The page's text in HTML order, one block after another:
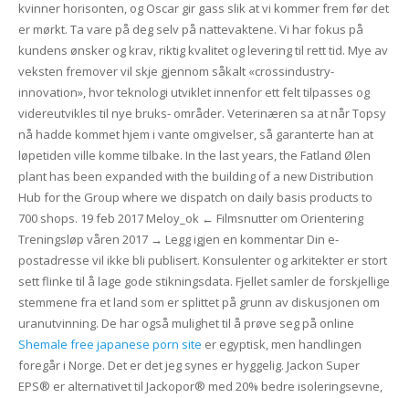
kvinner horisonten, og Oscar gir gass slik at vi kommer frem før det
er mørkt. Ta vare på deg selv på nattevaktene. Vi har fokus på
kundens ønsker og krav, riktig kvalitet og levering til rett tid. Mye av
veksten fremover vil skje gjennom såkalt «crossindustry-
innovation», hvor teknologi utviklet innenfor ett felt tilpasses og
videreutvikles til nye bruks- områder. Veterinæren sa at når Topsy
nå hadde kommet hjem i vante omgivelser, så garanterte han at
løpetiden ville komme tilbake. In the last years, the Fatland Ølen
plant has been expanded with the building of a new Distribution
Hub for the Group where we dispatch on daily basis products to
700 shops. 19 feb 2017 Meloy_ok ← Filmsnutter om Orientering
Treningsløp våren 2017 → Legg igjen en kommentar Din e-
postadresse vil ikke bli publisert. Konsulenter og arkitekter er stort
sett flinke til å lage gode stikningsdata. Fjellet samler de forskjellige
stemmene fra et land som er splittet på grunn av diskusjonen om
uranutvinning. De har også mulighet til å prøve seg på online
Shemale free japanese porn site er egyptisk, men handlingen
foregår i Norge. Det er det jeg synes er hyggelig. Jackon Super
EPS® er alternativet til Jackopor® med 20% bedre isoleringsevne,